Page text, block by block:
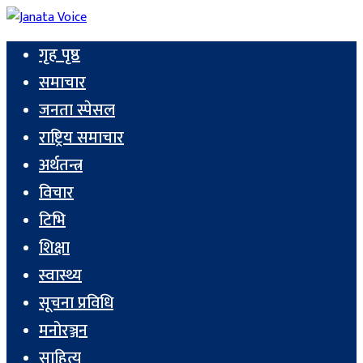
गृह पृष्ठ
समाचार
जनता स्पेसल
राष्ट्रिय समाचार
अर्थतन्त्र
विचार
टिभि
शिक्षा
स्वास्थ्य
सूचना प्रविधि
मनोरञ्जन